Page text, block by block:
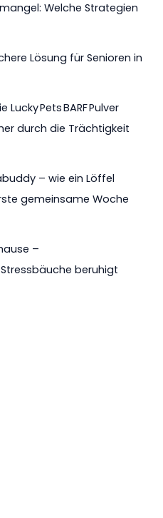
Welche Strategien
Lösung für Senioren in
Pets BARF Pulver
durch die Trächtigkeit
– wie ein Löffel
gemeinsame Woche
–
Stressbäuche beruhigt